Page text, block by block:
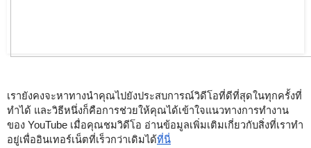
เรายังคงจะหาทางนำคุณไปยังประสบการณ์วิดีโอที่ดีที่สุดในทุกครั้งที่
ทำได้ และวิธีหนึ่งก็คือการช่วยให้คุณได้เข้าใจแนวทางการทำงาน
ของ YouTube เมื่อคุณชมวิดีโอ อ่านข้อมูลเพิ่มเติมเกี่ยวกับสิ่งที่เราทำ
อยู่เพื่ออินเทอร์เน็ตที่เร็วกว่าเดิมได้ที่นี่